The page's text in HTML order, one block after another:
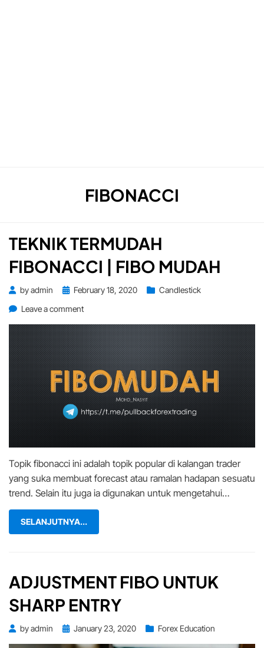
TAG
:
FIBONACCI
TEKNIK TERMUDAH
FIBONACCI | FIBO MUDAH
byadmin
PostedFebruary 18, 2020
Candlestick
Leave a commenton
TERMUDAH
FIBONACCI
|
FIBO
MUDAH
Topik fibonacci ini adalah topik popular di kalangan trader
yang suka membuat forecast atau ramalan hadapan sesuatu
trend. Selain itu juga ia digunakan untuk mengetahui…
SELANJUTNYA...
ADJUSTMENT FIBO UNTUK
SHARP ENTRY
byadmin
PostedJanuary 23, 2020 Forex Education